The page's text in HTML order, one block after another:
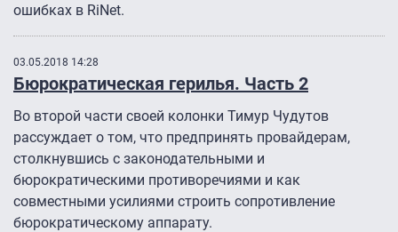
ошибках в RiNet.
03.05.2018 14:28
Бюрократическая герилья. Часть 2
Во второй части своей колонки Тимур Чудутов
рассуждает о том, что предпринять провайдерам,
столкнувшись с законодательными и
бюрократическими противоречиями и как
совместными усилиями строить сопротивление
бюрократическому аппарату.